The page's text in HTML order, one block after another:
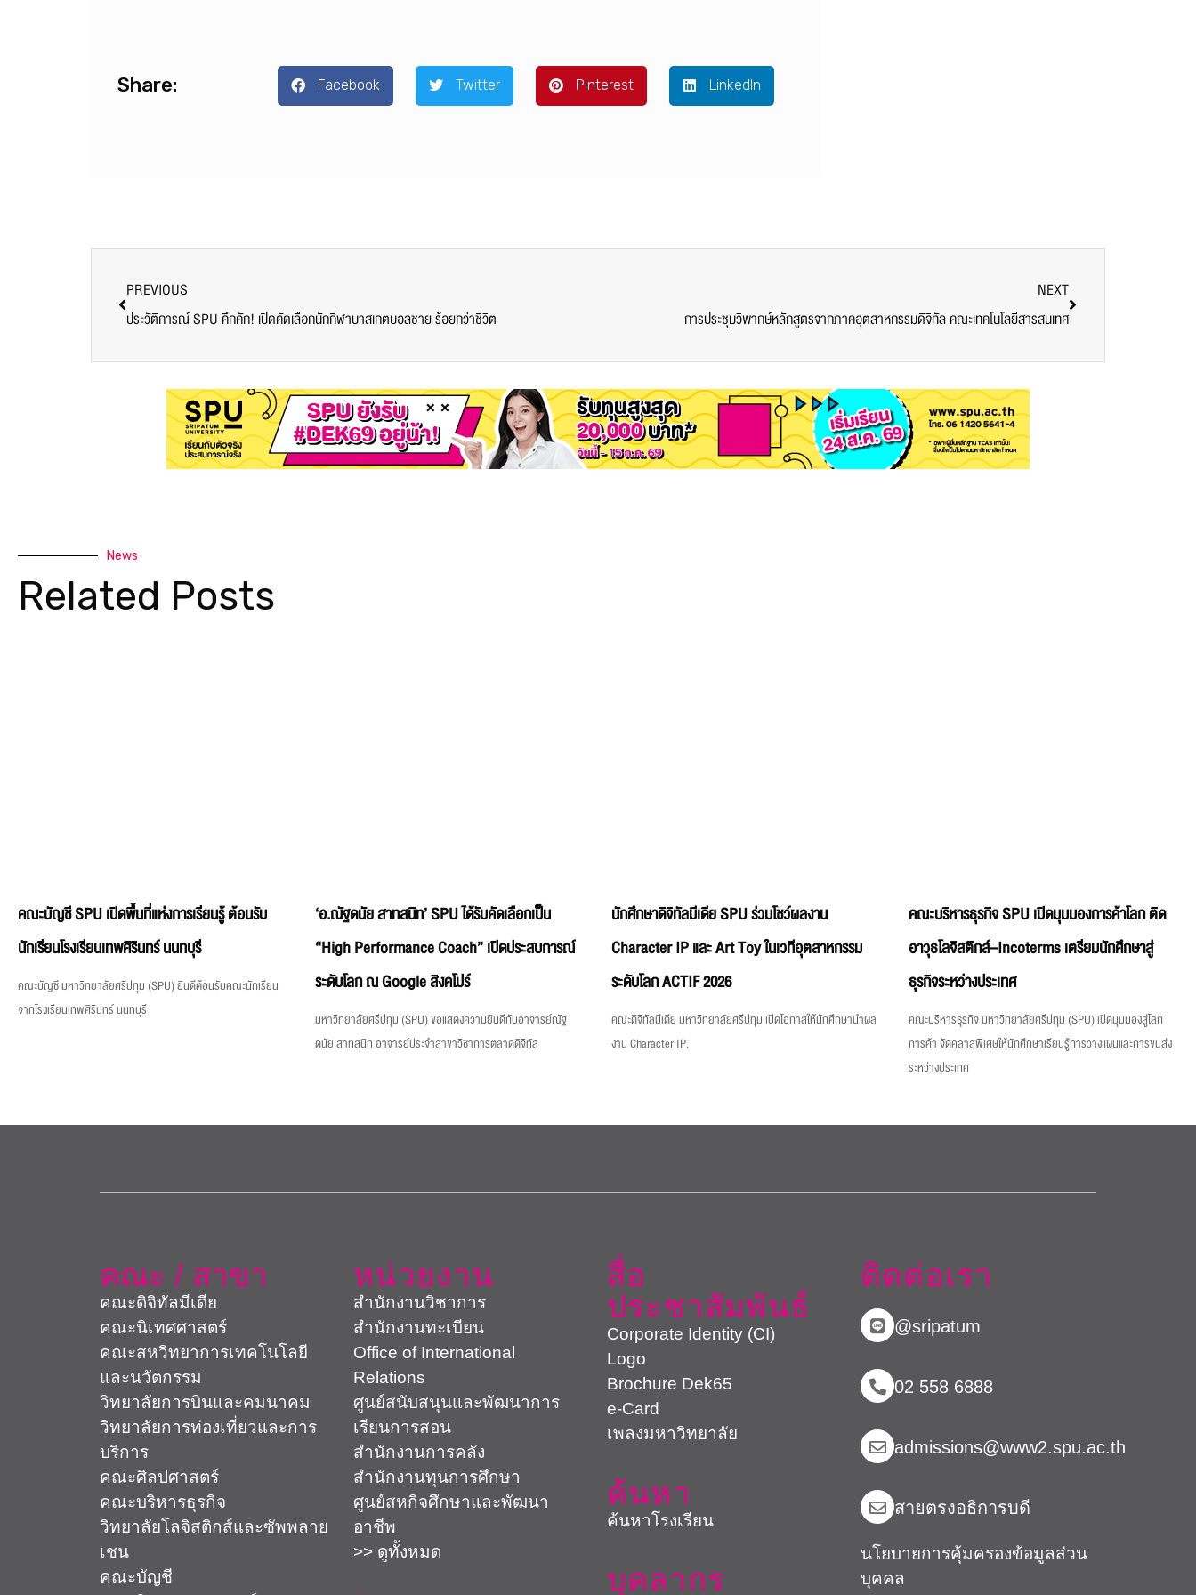
Share: Facebook Twitter Pinterest LinkedIn
PREVIOUS
ประวัติการณ์ SPU คึกคัก! เปิดคัดเลือกนักกีฬาบาสเกตบอลชาย ร้อยกว่าชีวิต
NEXT
การประชุมวิพากษ์หลักสูตรจากภาคอุตสาหกรรมดิจิทัล คณะเทคโนโลยีสารสนเทศ
News
Related Posts
คณะบัญชี SPU เปิดพื้นที่แห่งการเรียนรู้ ต้อนรับ
นักเรียนโรงเรียนเทพศิรินทร์ นนทบุรี
คณะบัญชี มหาวิทยาลัยศรีปทุม (SPU) ยินดีต้อนรับคณะนักเรียน
จากโรงเรียนเทพศิรินทร์ นนทบุรี
‘อ.ณัฐดนัย สาทสนิท’ SPU ได้รับคัดเลือกเป็น
“High Performance Coach” เปิดประสบการณ์
ระดับโลก ณ Google สิงคโปร์
มหาวิทยาลัยศรีปทุม (SPU) ขอแสดงความยินดีกับอาจารย์ณัฐ
ดนัย สาทสนิท อาจารย์ประจำสาขาวิชาการตลาดดิจิทัล
นักศึกษาดิจิทัลมีเดีย SPU ร่วมโชว์ผลงาน
Character IP และ Art Toy ในเวทีอุตสาหกรรม
ระดับโลก ACTIF 2026
คณะดิจิทัลมีเดีย มหาวิทยาลัยศรีปทุม เปิดโอกาสให้นักศึกษานำผล
งาน Character IP,
คณะบริหารธุรกิจ SPU เปิดมุมมองการค้าโลก ติด
อาวุธโลจิสติกส์–Incoterms เตรียมนักศึกษาสู่
ธุรกิจระหว่างประเทศ
คณะบริหารธุรกิจ มหาวิทยาลัยศรีปทุม (SPU) เปิดมุมมองสู่โลก
การค้า จัดคลาสพิเศษให้นักศึกษาเรียนรู้การวางแผนและการขนส่ง
ระหว่างประเทศ
คณะ / สาขา
คณะดิจิทัลมีเดีย
คณะนิเทศศาสตร์
คณะสหวิทยาการเทคโนโลยี
และนวัตกรรม
วิทยาลัยการบินและคมนาคม
วิทยาลัยการท่องเที่ยวและการ
บริการ
คณะศิลปศาสตร์
คณะบริหารธุรกิจ
วิทยาลัยโลจิสติกส์และซัพพลาย
เชน
คณะบัญชี
หน่วยงาน
สำนักงานวิชาการ
สำนักงานทะเบียน
Office of International
Relations
ศูนย์สนับสนุนและพัฒนาการ
เรียนการสอน
สำนักงานการคลัง
สำนักงานทุนการศึกษา
ศูนย์สหกิจศึกษาและพัฒนา
อาชีพ
>> ดูทั้งหมด
สื่อ
ประชาสัมพันธ์
Corporate Identity (CI)
Logo
Brochure Dek65
e-Card
เพลงมหาวิทยาลัย
ค้นหา
ค้นหาโรงเรียน
บุคลากร
ติดต่อเรา
@sripatum
02 558 6888
admissions@www2.spu.ac.th
สายตรงอธิการบดี​
นโยบายการคุ้มครองข้อมูลส่วน
บุคคล